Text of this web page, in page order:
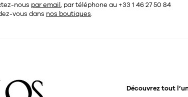
nous par email, par téléphone au +33 1 46 27 50 84
vous dans nos boutiques.
Découvrez tout